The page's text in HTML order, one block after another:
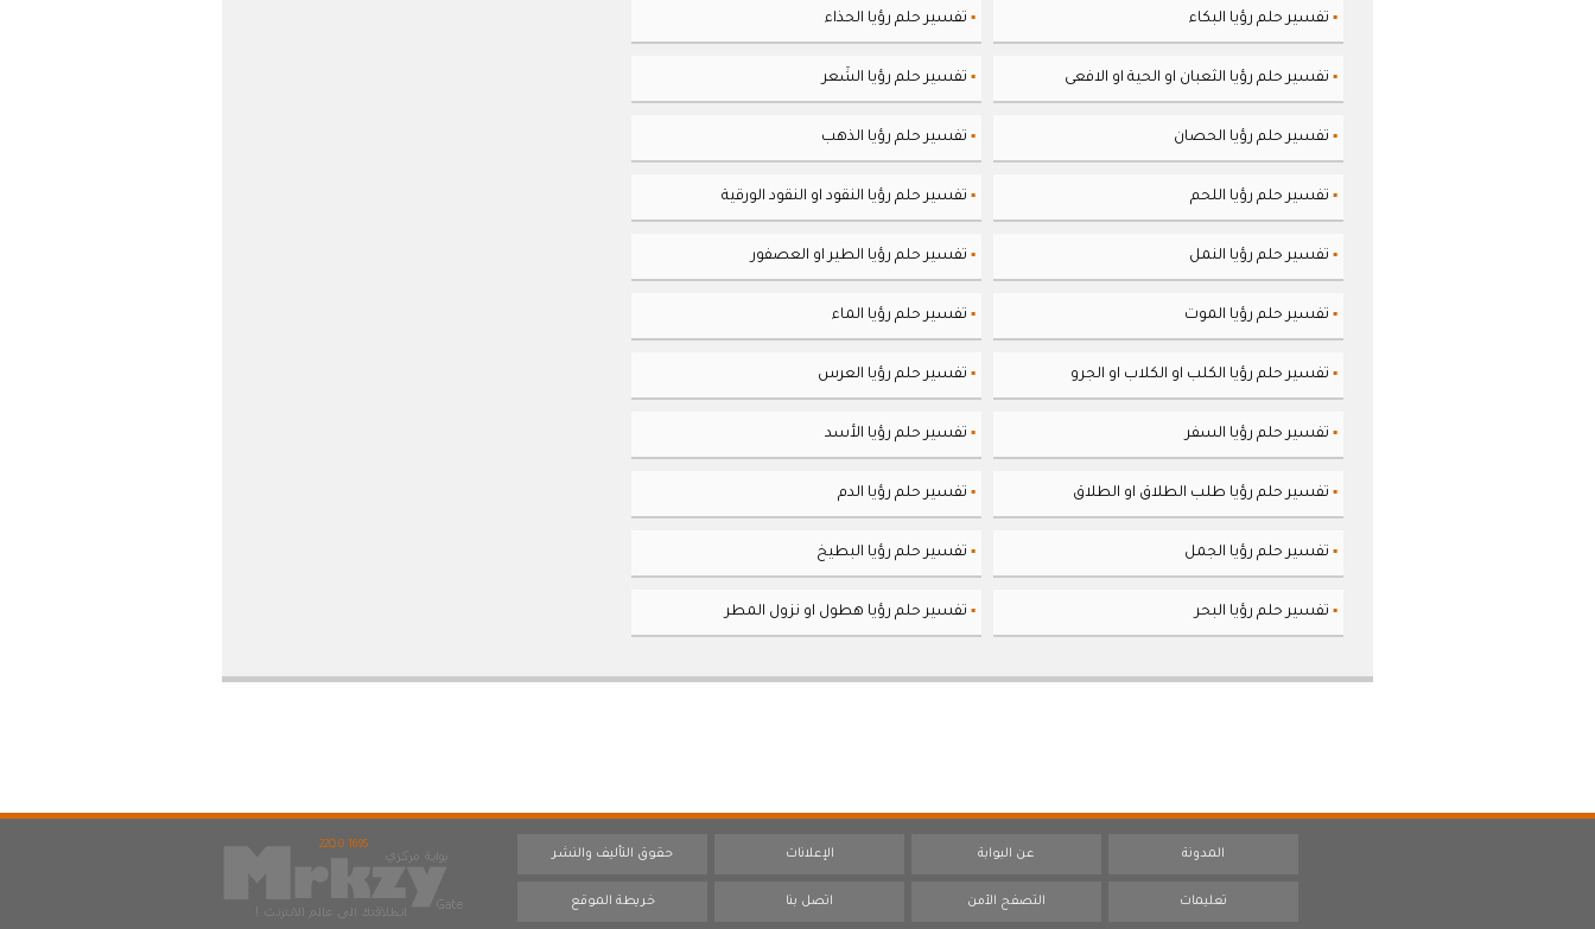
▪ تفسير حلم رؤيا البكاء ▪ تفسير حلم رؤيا الحذاء
▪ تفسير حلم رؤيا الثعبان او الحية او الافعى ▪ تفسير حلم رؤيا الشَعر
▪ تفسير حلم رؤيا الحصان ▪ تفسير حلم رؤيا الذهب
▪ تفسير حلم رؤيا اللحم ▪ تفسير حلم رؤيا النقود او النقود الورقية
▪ تفسير حلم رؤيا النمل ▪ تفسير حلم رؤيا الطير او العصفور
▪ تفسير حلم رؤيا الموت ▪ تفسير حلم رؤيا الماء
▪ تفسير حلم رؤيا الكلب او الكلاب او الجرو ▪ تفسير حلم رؤيا العرس
▪ تفسير حلم رؤيا السفر ▪ تفسير حلم رؤيا الأسد
▪ تفسير حلم رؤيا طلب الطلاق او الطلاق ▪ تفسير حلم رؤيا الدم
▪ تفسير حلم رؤيا الجمل ▪ تفسير حلم رؤيا البطيخ
▪ تفسير حلم رؤيا البحر ▪ تفسير حلم رؤيا هطول او نزول المطر
22Q 0.169S
المدونة عن البوابة الإعلانات حقوق التأليف والنشر
تعليمات التصفح الآمن اتصل بنا خريطة الموقع